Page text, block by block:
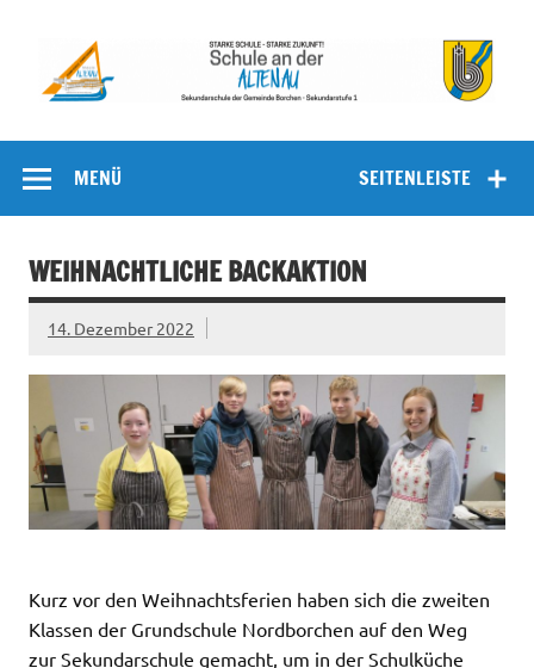
Schule an
der Altenau
SEITENLEISTE
MENÜ
WEIHNACHTLICHE BACKAKTION
14. Dezember 2022
Kurz vor den Weihnachtsferien haben sich die zweiten
Klassen der Grundschule Nordborchen auf den Weg
zur Sekundarschule gemacht, um in der Schulküche